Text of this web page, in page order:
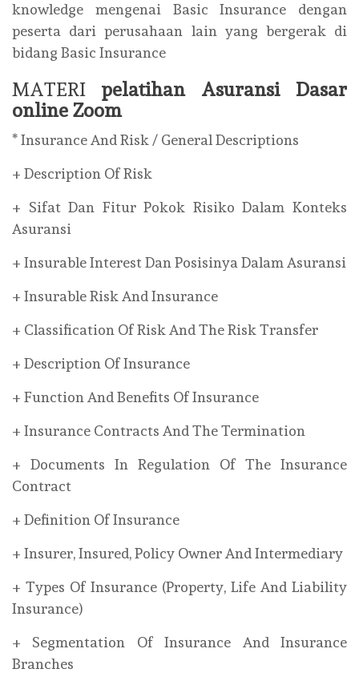
knowledge mengenai Basic Insurance dengan
peserta dari perusahaan lain yang bergerak di
bidang Basic Insurance
MATERI pelatihan Asuransi Dasar
online Zoom
* Insurance And Risk / General Descriptions
+ Description Of Risk
+ Sifat Dan Fitur Pokok Risiko Dalam Konteks
Asuransi
+ Insurable Interest Dan Posisinya Dalam Asuransi
+ Insurable Risk And Insurance
+ Classification Of Risk And The Risk Transfer
+ Description Of Insurance
+ Function And Benefits Of Insurance
+ Insurance Contracts And The Termination
+ Documents In Regulation Of The Insurance
Contract
+ Definition Of Insurance
+ Insurer, Insured, Policy Owner And Intermediary
+ Types Of Insurance (Property, Life And Liability
Insurance)
+ Segmentation Of Insurance And Insurance
Branches